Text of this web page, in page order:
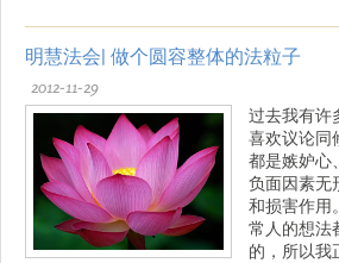
明慧法会| 做个圆容整体的法粒子
2012-11-29
过去我有许
喜欢议论同
都是嫉妒心
负面因素无
和损害作用
常人的想法
的，所以我